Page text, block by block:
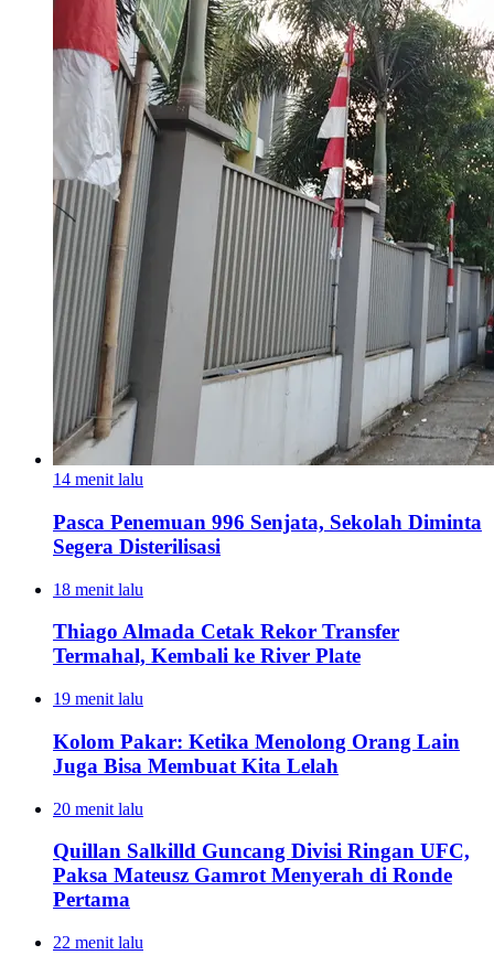
14 menit lalu
Pasca Penemuan 996 Senjata, Sekolah Diminta
Segera Disterilisasi
18 menit lalu
Thiago Almada Cetak Rekor Transfer
Termahal, Kembali ke River Plate
19 menit lalu
Kolom Pakar: Ketika Menolong Orang Lain
Juga Bisa Membuat Kita Lelah
20 menit lalu
Quillan Salkilld Guncang Divisi Ringan UFC,
Paksa Mateusz Gamrot Menyerah di Ronde
Pertama
22 menit lalu